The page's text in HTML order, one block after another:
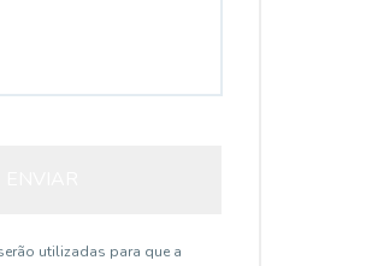
utilizadas para que a